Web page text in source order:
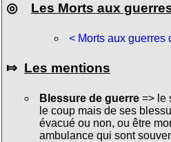
◎ Les Morts aux
< Morts aux guerres
⤇ Les mentions
Blessure de guerre=> le
le coup mais de ses
évacué ou non, ou être
ambulance qui sont